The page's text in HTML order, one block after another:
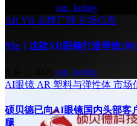
sun, keting
AR VR 品牌厂商 市场信息
93g！这款XR眼镜打造等效
sun, keting
AI眼镜 AR 塑料与弹性体 市场
硕贝德已向AI眼镜国内头部客
腿